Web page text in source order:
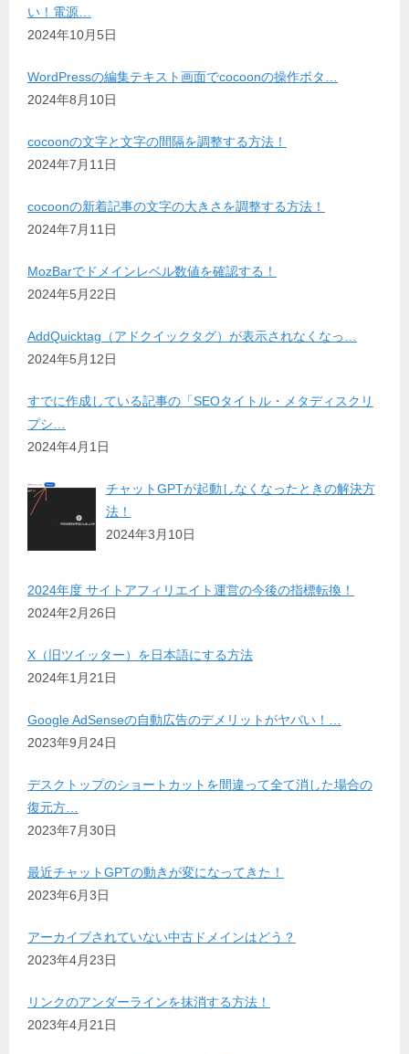
い！電源…
2024年10月5日
WordPressの編集テキスト画面でcocoonの操作ボタ…
2024年8月10日
cocoonの文字と文字の間隔を調整する方法！
2024年7月11日
cocoonの新着記事の文字の大きさを調整する方法！
2024年7月11日
MozBarでドメインレベル数値を確認する！
2024年5月22日
AddQuicktag（アドクイックタグ）が表示されなくなっ…
2024年5月12日
すでに作成している記事の「SEOタイトル・メタディスクリ
プシ…
2024年4月1日
チャットGPTが起動しなくなったときの解決方
法！
2024年3月10日
2024年度 サイトアフィリエイト運営の今後の指標転換！
2024年2月26日
X（旧ツイッター）を日本語にする方法
2024年1月21日
Google AdSenseの自動広告のデメリットがヤバい！…
2023年9月24日
デスクトップのショートカットを間違って全て消した場合の
復元方…
2023年7月30日
最近チャットGPTの動きが変になってきた！
2023年6月3日
アーカイブされていない中古ドメインはどう？
2023年4月23日
リンクのアンダーラインを抹消する方法！
2023年4月21日